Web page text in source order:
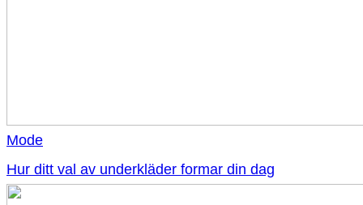
Mode
Hur ditt val av underkläder formar din dag